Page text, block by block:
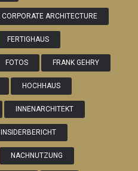
CORPORATE ARCHITECTURE
FERTIGHAUS
FOTOS FRANK GEHRY
HOCHHAUS
INNENARCHITEKT
INSIDERBERICHT
NACHNUTZUNG